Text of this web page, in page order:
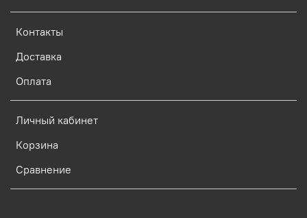
Контакты
Доставка
Оплата
Личный кабинет
Корзина
Сравнение